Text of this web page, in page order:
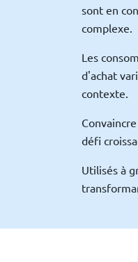
sont en
complexe.
Les
d'achat
contexte.
défi
Utilisés à